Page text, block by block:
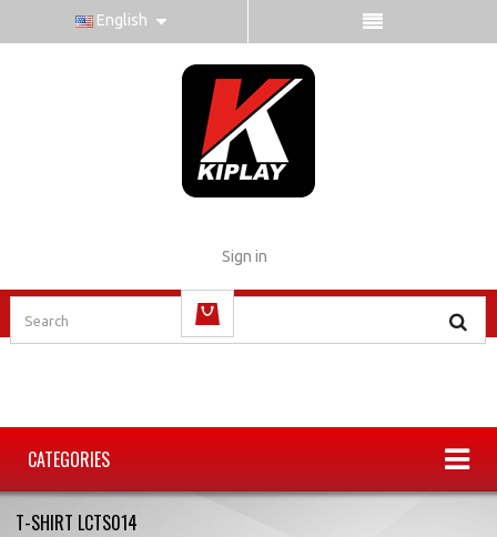
English
Sign in
CATEGORIES
T-SHIRT LCTS014